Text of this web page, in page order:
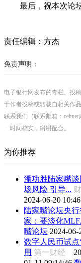
最后，祝本次论
责任编辑：方杰
免责声明：
电子银行网发布的专栏、投
于作者投稿或转载自相关作
联系我们（联系邮箱：
一时间核实，谢谢配合。
为你推荐
潘功胜陆家嘴
场风险 引导...
2024-06-20
陆家嘴论坛央
家：要淡化
嘴论坛 2024-06-
数字人民币试
用 第一财经